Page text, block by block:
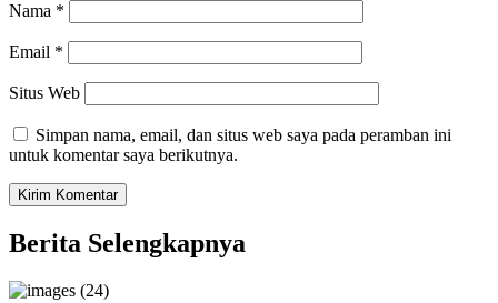
Nama *
Email *
Situs Web
Simpan nama, email, dan situs web saya pada peramban ini
untuk komentar saya berikutnya.
Berita Selengkapnya